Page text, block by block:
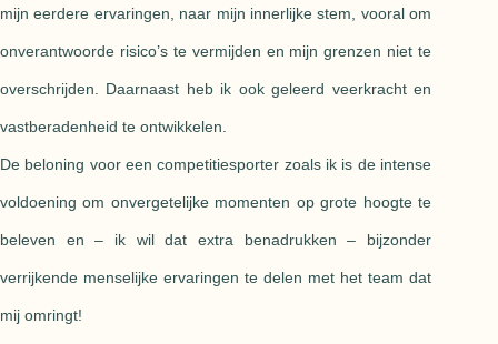
mijn eerdere ervaringen, naar mijn innerlijke stem, vooral om
onverantwoorde risico’s te vermijden en mijn grenzen niet te
overschrijden. Daarnaast heb ik ook geleerd veerkracht en
vastberadenheid te ontwikkelen.
De beloning voor een competitiesporter zoals ik is de intense
voldoening om onvergetelijke momenten op grote hoogte te
beleven en – ik wil dat extra benadrukken – bijzonder
verrijkende menselijke ervaringen te delen met het team dat
mij omringt!